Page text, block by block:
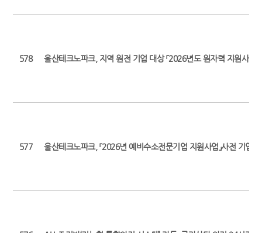
578 울산테크노파크, 지역 원전 기업 대상 「2026년도 원자력 지원사업
577 울산테크노파크, 「2026년 예비수소전문기업 지원사업」사전 기업